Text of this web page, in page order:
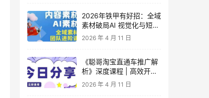
2026年铁甲有好招：全域
素材破局AI 视觉化与短剧
营销实战指南——高效增
策略
2026 年 4 月 11 日
《聪哥淘宝直通车推广解
析》深度课程 | 高效开
车、极速投产系统实操课
2026 年 4 月 11 日